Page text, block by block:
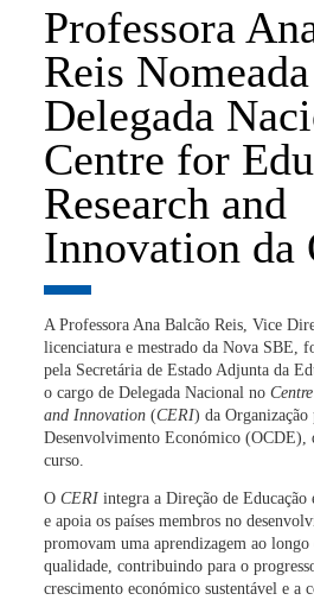
Professora
Reis Nomeada
Delegada
Centre for
Research and
Innovation da
A Professora Ana Balcão Reis, Vice
licenciatura e mestrado da Nova SBE,
pela Secretária de Estado Adjunta da
o cargo de Delegada Nacional no
and Innovation(CERI) da Organização
Desenvolvimento Económico (OCDE),
curso.
O CERI integra a Direção de Educação
e apoia os países membros no
promovam uma aprendizagem ao longo
qualidade, contribuindo para o
crescimento económico sustentável e a